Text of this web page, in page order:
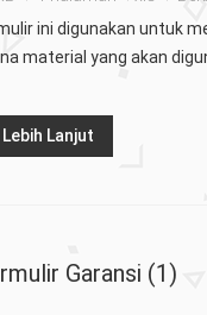
ini digunakan untuk
material yang akan
Lebih Lanjut
Garansi (1)